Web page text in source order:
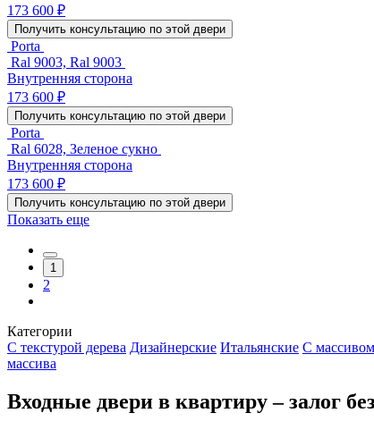
173 600 ₽
Получить консультацию по этой двери
Porta
Ral 9003, Ral 9003
Внутренняя сторона
173 600 ₽
Получить консультацию по этой двери
Porta
Ral 6028, Зеленое сукно
Внутренняя сторона
173 600 ₽
Получить консультацию по этой двери
Показать еще
1
2
Категории
С текстурой дерева Дизайнерские Итальянские С массивом
массива
Входные двери в квартиру – залог